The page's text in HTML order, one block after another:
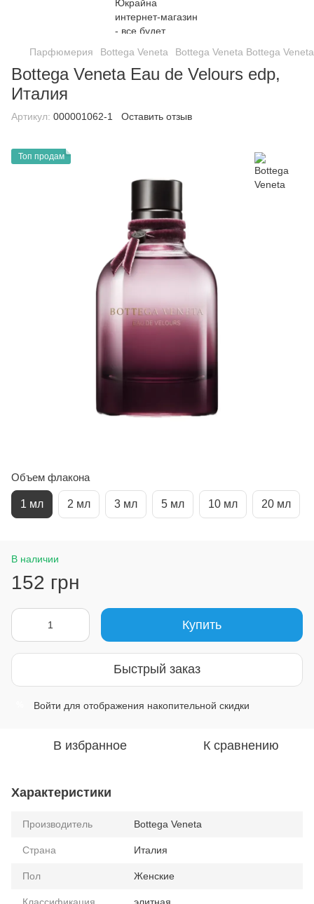
Парфюмерия Bottega Veneta Bottega Veneta Bottega Veneta
Bottega Veneta Eau de Velours edp,
Италия
Артикул: 000001062-1 Оставить отзыв
Топ продам
Объем флакона
1 мл 2 мл 3 мл 5 мл 10 мл 20 мл
В наличии
152 грн
Купить
Быстрый заказ
Войти для отображения накопительной скидки
В избранное К сравнению
Характеристики
Производитель Bottega Veneta
Страна Италия
Пол Женские
Классификация элитная